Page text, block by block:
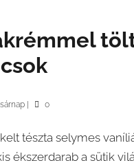
0
tészta selymes
ékszerdarab a sütik